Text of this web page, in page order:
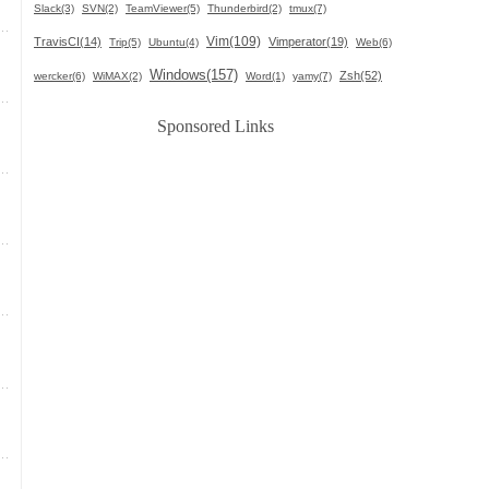
Slack(3) SVN(2) TeamViewer(5) Thunderbird(2) tmux(7)
TravisCI(14) Trip(5) Ubuntu(4) Vim(109) Vimperator(19) Web(6)
wercker(6) WiMAX(2) Windows(157) Word(1) yamy(7) Zsh(52)
Sponsored Links